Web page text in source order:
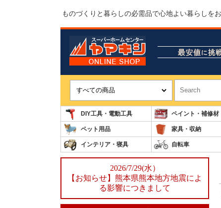
ものづくりと暮らしの必需品で心地よい暮らしをお
DIY工具・電動工具 ペイント・補修材
ペット用品 家具・収納
インテリア・寝具 自転車
2026/7/29(水）
【お知らせ】熊本県熊本地方地震によ
る影響につきまして